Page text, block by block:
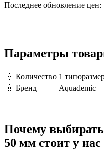
Последнее обновление
Параметры
💧 Количество 1
💧 Бренд Aquademic
Почему
50 мм стоит у нас